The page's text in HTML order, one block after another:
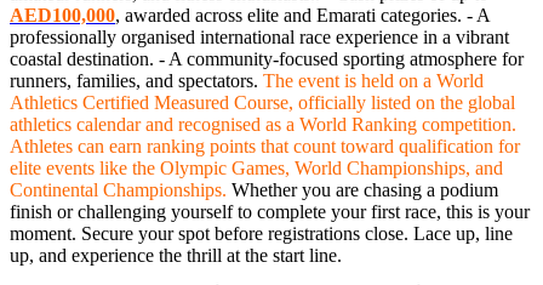
AED100,000, awarded across elite and Emarati categories. - A
professionally organised international race experience in a vibrant
coastal destination. - A community-focused sporting atmosphere for
runners, families, and spectators. The event is held on a World
Athletics Certified Measured Course, officially listed on the global
athletics calendar and recognised as a World Ranking competition.
Athletes can earn ranking points that count toward qualification for
elite events like the Olympic Games, World Championships, and
Continental Championships. Whether you are chasing a podium
finish or challenging yourself to complete your first race, this is your
moment. Secure your spot before registrations close. Lace up, line
up, and experience the thrill at the start line.